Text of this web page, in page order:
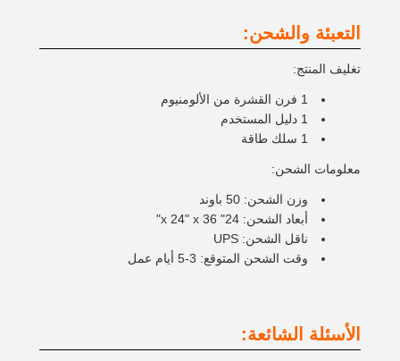
التعبئة والشحن:
تغليف المنتج:
1 فرن القشرة من الألومنيوم
1 دليل المستخدم
1 سلك طاقة
معلومات الشحن:
وزن الشحن: 50 باوند
أبعاد الشحن: 24" x 24" x 36"
ناقل الشحن: UPS
وقت الشحن المتوقع: 3-5 أيام عمل
الأسئلة الشائعة: